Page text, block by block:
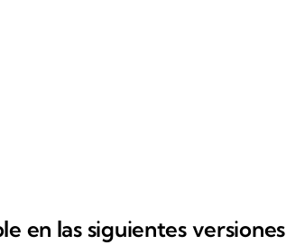
en las siguientes versiones